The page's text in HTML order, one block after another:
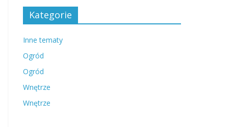
Kategorie
Inne tematy
Ogród
Ogród
Wnętrze
Wnętrze